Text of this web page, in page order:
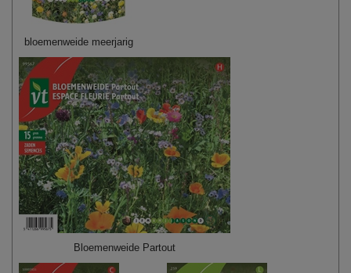
bloemenweide meerjarig
Bloemenweide Partout